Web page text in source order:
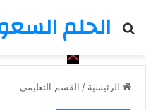
الحلم
بحث عن
الرئيسية / القسم التعليمي